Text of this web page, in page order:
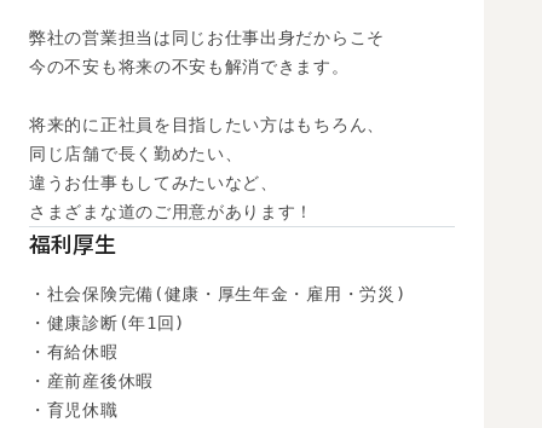
弊社の営業担当は同じお仕事出身だからこそ
今の不安も将来の不安も解消できます。
将来的に正社員を目指したい方はもちろん、
同じ店舗で長く勤めたい、
違うお仕事もしてみたいなど、
さまざまな道のご用意があります！
福利厚生
・社会保険完備(健康・厚生年金・雇用・労災)
・健康診断(年1回)
・有給休暇
・産前産後休暇
・育児休職